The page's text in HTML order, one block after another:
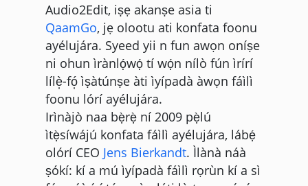
Audio2Edit, iṣẹ akanṣe asia ti
QaamGo, jẹ olootu ati konfata foonu
ayélujára. Syeed yii n fun awọn oníṣe
ni ohun ìrànlọ́wọ́ tí wọ́n nílò fún ìrírí
lílè̩-fó̩ ìṣàtúnṣe àti ìyípadà àwọn fáìlì
foonu lórí ayélujára.
Irìnàjò naa bẹ̀rẹ̀ ní 2009 pẹ̀lú
ìtẹ̀síwájú konfata fáìlì ayélujára, lábẹ́
olórí CEO Jens Bierkandt. Ìlànà náà
ṣókí: kí a mú ìyípadà fáìlì rọrùn kí a sì